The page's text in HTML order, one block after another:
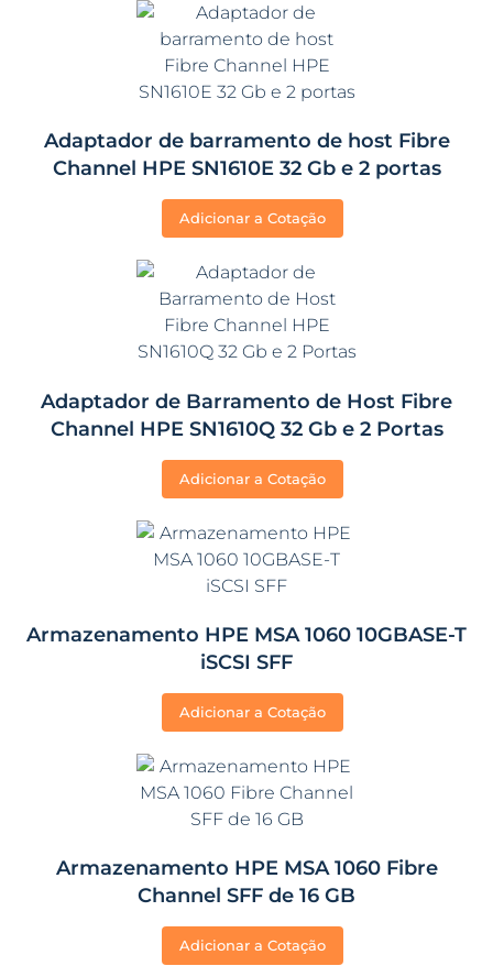
Adaptador de barramento de host Fibre
Channel HPE SN1610E 32 Gb e 2 portas
Adicionar a Cotação
Adaptador de Barramento de Host Fibre
Channel HPE SN1610Q 32 Gb e 2 Portas
Adicionar a Cotação
Armazenamento HPE MSA 1060 10GBASE-T
iSCSI SFF
Adicionar a Cotação
Armazenamento HPE MSA 1060 Fibre
Channel SFF de 16 GB
Adicionar a Cotação